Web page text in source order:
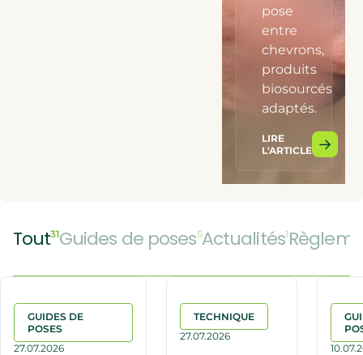
pose
entre
chevrons,
produits
biosourcés
adaptés.
LIRE
L'ARTICLE
Tout31Guides de poses5Actualités1
GUIDES DE
POSES
27.07.2026
TECHNIQUE
27.07.2026